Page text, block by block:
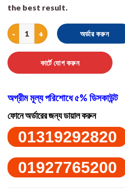
the best result.
OPENEYES Awaken Peptide Eye
অর্ডার করুন
কার্টে যোগ করুন
অগ্রীম মূল্য পরিশোধে ৫% ডিসকাউন্ট
ফোনে অর্ডারের জন্য ডায়াল করুন
01319292820
01927765200